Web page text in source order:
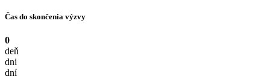
Čas do skončenia výzvy
0
deň
dni
dní